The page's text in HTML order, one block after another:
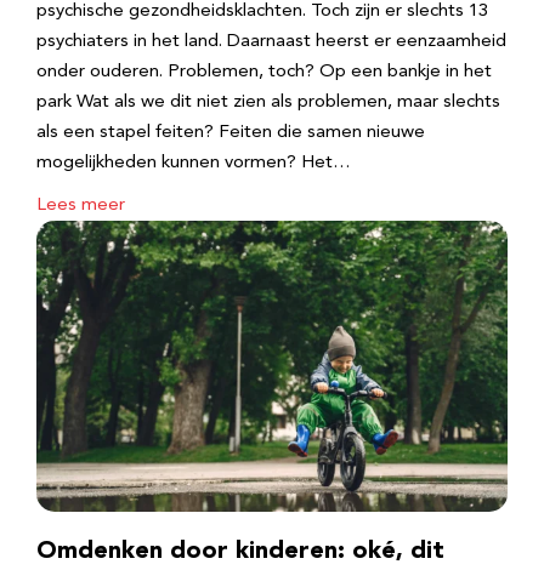
psychische gezondheidsklachten. Toch zijn er slechts 13
psychiaters in het land. Daarnaast heerst er eenzaamheid
onder ouderen. Problemen, toch? Op een bankje in het
park Wat als we dit niet zien als problemen, maar slechts
als een stapel feiten? Feiten die samen nieuwe
mogelijkheden kunnen vormen? Het…
Lees meer
Omdenken door kinderen: oké, dit